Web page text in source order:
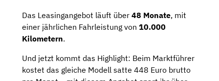
Das Leasingangebot läuft über 48 Monate, mit
einer jährlichen Fahrleistung von 10.000
Kilometern.
Und jetzt kommt das Highlight: Beim Marktführer
kostet das gleiche Modell satte 448 Euro brutto